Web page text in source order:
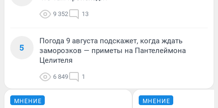
9 352 13
5
Погода 9 августа подскажет, когда ждать
заморозков — приметы на Пантелеймона
Целителя
6 849 1
МНЕНИЕ МНЕНИЕ